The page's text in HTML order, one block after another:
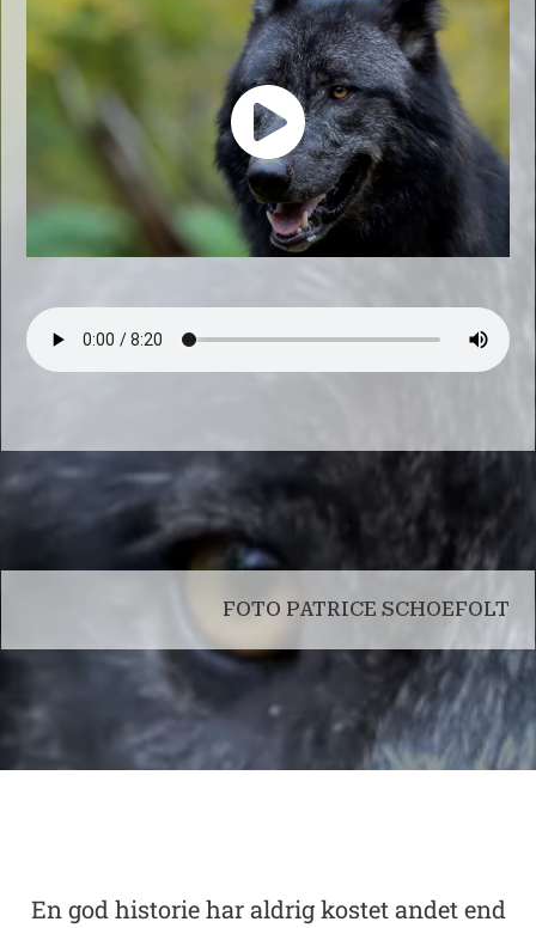
FOTO PATRICE SCHOEFOLT
En god historie har aldrig kostet andet end